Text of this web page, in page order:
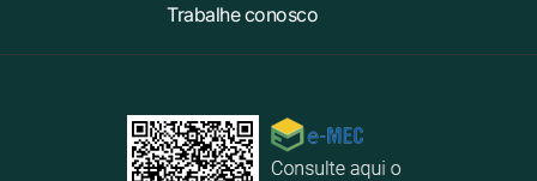
Trabalhe conosco